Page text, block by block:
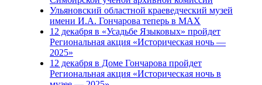
Ульяновский областной краеведческий музей
имени И.А. Гончарова теперь в MAX
12 декабря в «Усадьбе Языковых» пройдет
Региональная акция «Историческая ночь —
2025»
12 декабря в Доме Гончарова пройдет
Региональная акция «Историческая ночь в